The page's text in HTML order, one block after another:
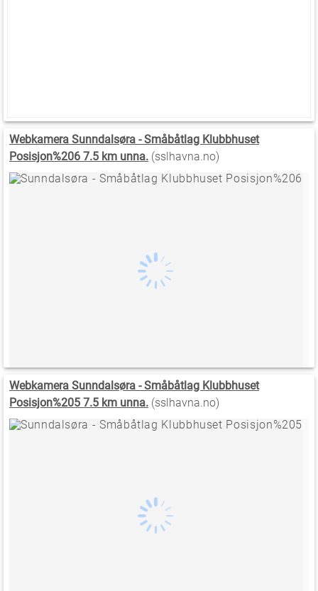
Webkamera Sunndalsøra - Småbåtlag Klubbhuset
Posisjon%206 7.5 km unna. (sslhavna.no)
Webkamera Sunndalsøra - Småbåtlag Klubbhuset
Posisjon%205 7.5 km unna. (sslhavna.no)